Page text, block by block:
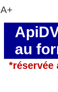
au
*réservée
A+